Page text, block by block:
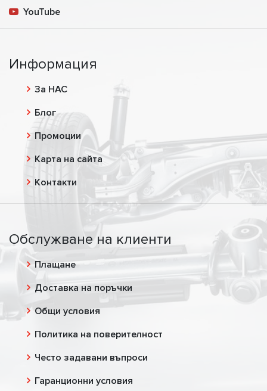
YouTube
Информация
За НАС
Блог
Промоции
Карта на сайта
Контакти
Обслужване на клиенти
Плащане
Доставка на поръчки
Общи условия
Политика на поверителност
Често задавани въпроси
Гаранционни условия